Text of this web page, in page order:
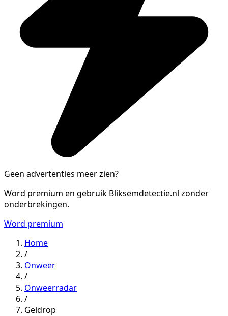
Geen advertenties meer zien?
Word premium en gebruik Bliksemdetectie.nl zonder
onderbrekingen.
Word premium
Home
/
Onweer
/
Onweerradar
/
Geldrop